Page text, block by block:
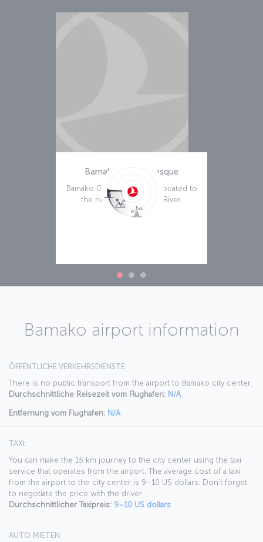
Bamako Grand Mosque
Bamako Grand Mosque is located to
the north of the Niger River.
Weiterlesen
Bamako airport information
ÖFFENTLICHE VERKEHRSDIENSTE:
There is no public transport from the airport to Bamako city center.
Durchschnittliche Reisezeit vom Flughafen: N/A
Entfernung vom Flughafen: N/A
TAXI:
You can make the 15 km journey to the city center using the taxi
service that operates from the airport. The average cost of a taxi
from the airport to the city center is 9–10 US dollars. Don’t forget
to negotiate the price with the driver.
Durchschnittlicher Taxipreis: 9–10 US dollars
AUTO MIETEN: